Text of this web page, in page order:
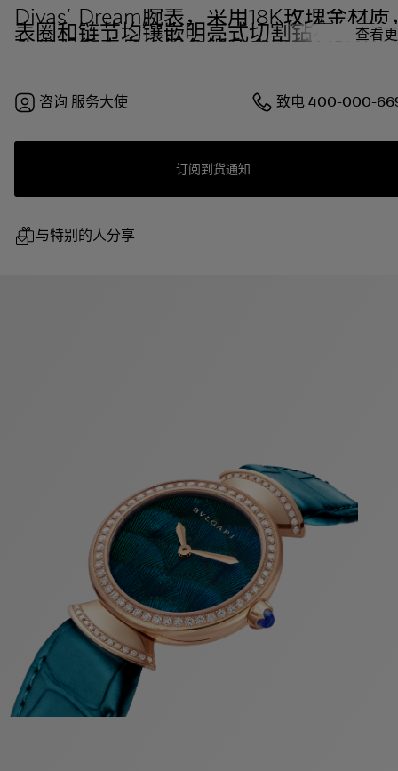
Divas' Dream腕表，采用18K玫瑰金材质
表圈和链节均镶嵌明亮式切割钻石，天然
孔雀羽毛表盘，绿色鳄鱼皮表带。防水深
查看
咨询 服务大使 致电400-000-
订阅到货通知
与特别的人分享